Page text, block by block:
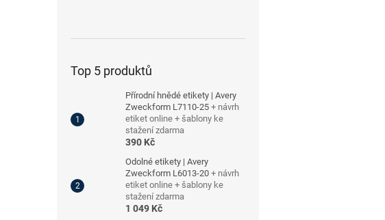
Top 5 produktů
Přírodní hnědé etikety | Avery
Zweckform L7110-25 + návrh
etiket online + šablony ke
stažení zdarma
390 Kč
Odolné etikety | Avery
Zweckform L6013-20 + návrh
etiket online + šablony ke
stažení zdarma
1 049 Kč